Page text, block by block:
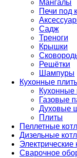
Мангалы
Печи под
Садж
Треноги
Крышки
Решётки
Шампуры
Кухонные
Кухонные
Газовые
Духовые
Плиты
Пеллетные
Дизельные
Электрические
Сварочное